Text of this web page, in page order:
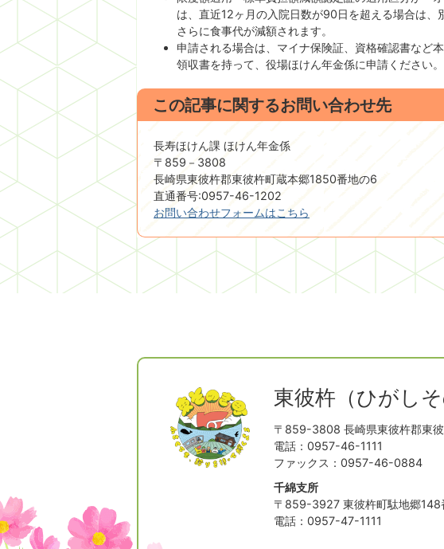
は、直近12ヶ月の入院日数が90日を超える場合は
さらに食事代が減額されます。
申請される場合は、マイナ保険証、資格確認書など
領収書を持って、役場ほけん年金係に申請ください。
この記事に関するお問い合わせ先
長寿ほけん課 ほけん年金係
〒859－3808
長崎県東彼杵郡東彼杵町蔵本郷1850番地の6
直通番号:0957-46-1202
お問い合わせフォームはこちら
東彼杵（ひがし
〒859-3808 長崎県東彼杵郡東
電話：0957-46-1111
ファックス：0957-46-0884
千綿支所
〒859-3927 東彼杵町駄地郷148
電話：0957-47-1111